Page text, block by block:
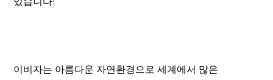
이비자는 아름다운 자연환경으로 세계에서 많은